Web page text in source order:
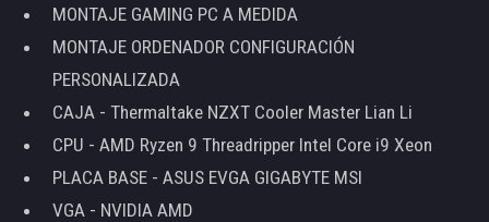
MONTAJE GAMING PC A MEDIDA
MONTAJE ORDENADOR CONFIGURACIÓN
PERSONALIZADA
CAJA - Thermaltake NZXT Cooler Master Lian Li
CPU - AMD Ryzen 9 Threadripper Intel Core i9 Xeon
PLACA BASE - ASUS EVGA GIGABYTE MSI
VGA - NVIDIA AMD